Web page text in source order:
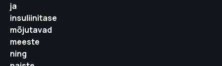
ja
insuliinitase
mõjutavad
meeste
ning